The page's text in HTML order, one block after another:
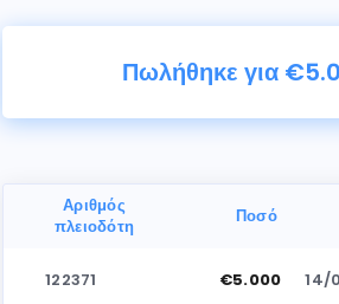
Πωλήθηκε για
Αριθμός
πλειοδότη
Ποσό
122371 €5.000 14/